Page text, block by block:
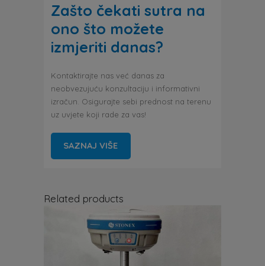
Zašto čekati sutra na
ono što možete
izmjeriti danas?
Kontaktirajte nas već danas za
neobvezujuću konzultaciju i informativni
izračun. Osigurajte sebi prednost na terenu
uz uvjete koji rade za vas!
SAZNAJ VIŠE
Related products